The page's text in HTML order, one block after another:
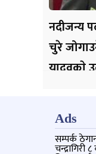
नदीजन्य
चुरे
यादवकाे
Ads
सम्पर्क
चन्द्रागिरी